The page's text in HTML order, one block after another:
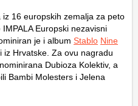
iz 16 europskih zemalja za peto
Europski nezavisni
je i album Stablo Nine
iz Hrvatske. Za ovu nagradu
Dubioza Kolektiv, a
Bambi Molesters i Jelena